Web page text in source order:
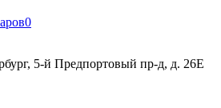
0
5-й Предпортовый пр-д, д. 26Е